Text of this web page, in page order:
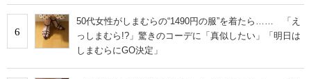
6
50代女性がしまむらの“1490円の服”を着たら…… 「え
っしまむら!?」驚きのコーデに「真似したい」「明日は
しまむらにGO決定」